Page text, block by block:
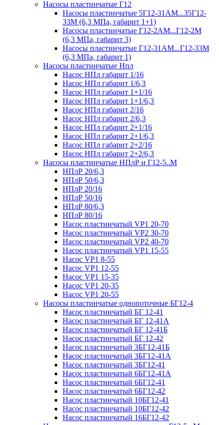
Насосы пластинчатые Г12
Насосы пластинчатые 5Г12-31АМ...35Г12-
33М (6,3 МПа, габарит 1+1)
Насосы пластинчатые Г12-2АМ...Г12-2М
(6,3 МПа, габарит 3)
Насосы пластинчатые Г12-31АМ...Г12-33М
(6,3 МПа, габарит 1)
Насосы пластинчатые Нпл
Насос НПл габарит 1/16
Насос НПл габарит 1/6,3
Насос НПл габарит 1+1/16
Насос НПл габарит 1+1/6,3
Насос НПл габарит 2/16
Насос НПл габарит 2/6,3
Насос НПл габарит 2+1/16
Насос НПл габарит 2+1/6,3
Насос НПл габарит 2+2/16
Насос НПл габарит 2+2/6,3
Насосы пластинчатые НПлР и Г12-5..М
НПлР 20/6,3
НПлР 50/6,3
НПлР 20/16
НПлР 50/16
НПлР 80/6,3
НПлР 80/16
Насос пластинчатый VP1 20-70
Насос пластинчатый VP2 30-70
Насос пластинчатый VP2 40-70
Насос пластинчатый VP1 15-55
Насос VP1 8-55
Насос VP1 12-55
Насос VP1 15-35
Насос VP1 20-35
Насос VP1 20-55
Насосы пластинчатые однопоточные БГ12-4
Насос пластинчатый БГ 12-41
Насос пластинчатый БГ 12-41А
Насос пластинчатый БГ 12-41Б
Насос пластинчатый БГ 12-42
Насос пластинчатый 3БГ12-41Б
Насос пластинчатый 3БГ12-41А
Насос пластинчатый 3БГ12-41
Насос пластинчатый 6БГ12-41А
Насос пластинчатый 6БГ12-41
Насос пластинчатый 6БГ12-42
Насос пластинчатый 10БГ12-41
Насос пластинчатый 10БГ12-42
Насос пластинчатый 16БГ12-42